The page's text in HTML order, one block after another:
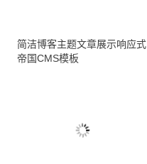
简洁博客主题文章展示响应式
帝国CMS模板